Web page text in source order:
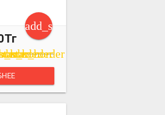
add_shopping_cart
star_border